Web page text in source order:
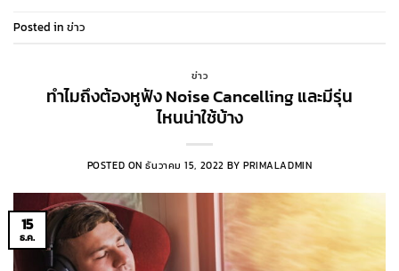
Posted in ข่าว
ข่าว
ทำไมถึงต้องหูฟัง Noise Cancelling และมีรุ่น
ไหนน่าใช้บ้าง
POSTED ONธันวาคม 15, 2022 BYPRIMALADMIN
15
ธ.ค.